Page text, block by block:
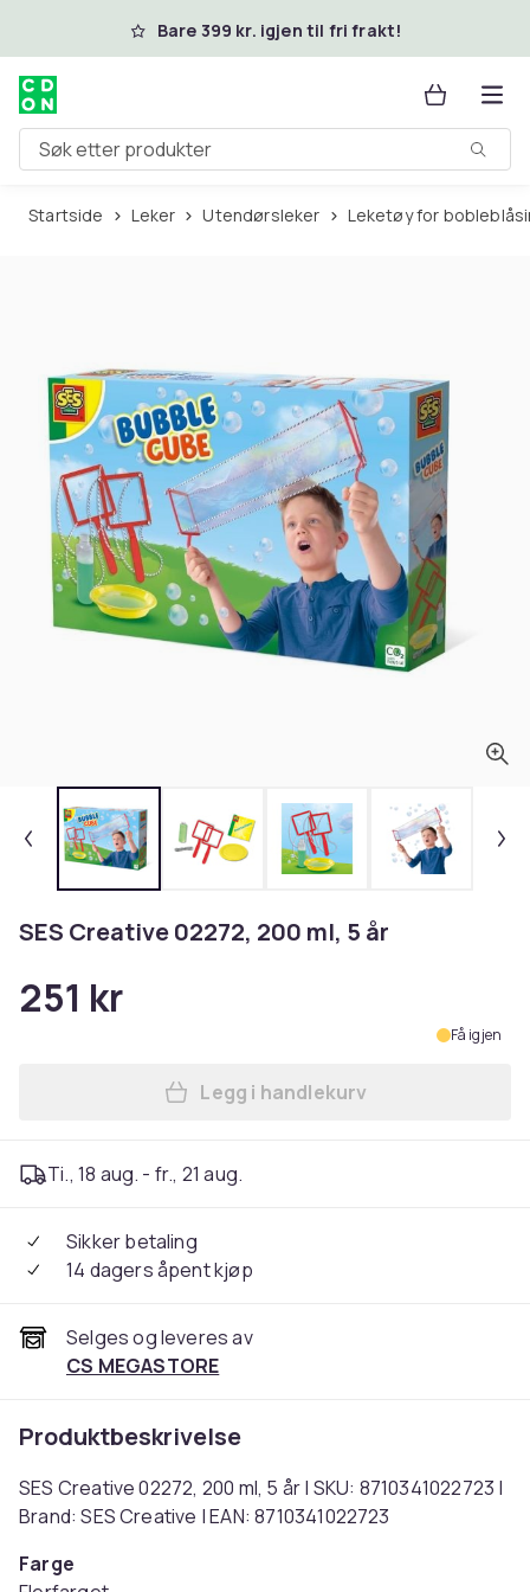
Hopp til hovedinnholdBare 399 kr. igjen til fri frakt!
Søk etter produkter
Startside Leker Utendørsleker Leketøy for
SES Creative 02272, 200 ml, 5 år
251 kr
Få igjen
Legg SES Creative 02272,
Legg i handlekurv
Ti., 18 aug. - fr., 21 aug.
Sikker betaling
14 dagers åpent kjøp
Selges og leveres av
CS MEGASTORE
Produktbeskrivelse
SES Creative 02272, 200 ml, 5 år | SKU: 8710341022723 |
Brand: SES Creative | EAN: 8710341022723
Farge